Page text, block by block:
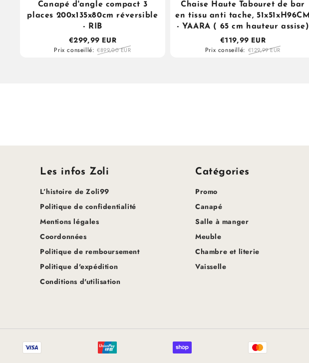
Canapé d'angle compact 3
places 200x135x80cm réversible
- RIB
€299,99 EUR
Prix conseillé: €899,00 EUR
Chaise Haute Tabouret de bar
en tissu anti tache, 51x51xH96CM
- YAARA ( 65 cm hauteur assise)
€119,99 EUR
Prix conseillé: €129,99 EUR
Les infos Zoli
L’histoire de Zoli99
Politique de confidentialité
Mentions légales
Coordonnées
Politique de remboursement
Politique d'expédition
Conditions d'utilisation
Catégories
Promo
Canapé
Salle à manger
Meuble
Chambre et literie
Vaisselle
Méthodes